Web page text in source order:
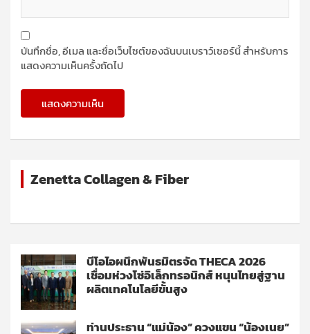
บันทึกชื่อ, อีเมล และชื่อเว็บไซต์ของฉันบนเบราว์เซอร์นี้ สำหรับการ
แสดงความเห็นครั้งถัดไป
Zenetta Collagen & Fiber
บีโอไอผนึกพันธมิตรจัด THECA 2026
เชื่อมห่วงโซ่อิเล็กทรอนิกส์ หนุนไทยสู่ฐาน
ผลิตเทคโนโลยีขั้นสูง
ท่านประธาน “แม่น้อง” ควงแขน “น้องเนย”